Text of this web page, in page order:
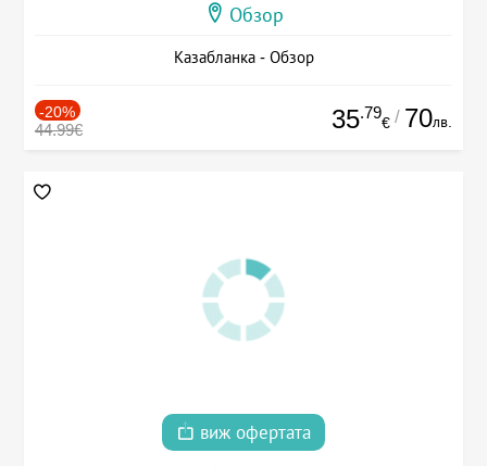
Обзор
Казабланка - Обзор
-20%
44.99€ 35.79
€ / 70лв.
виж офертата